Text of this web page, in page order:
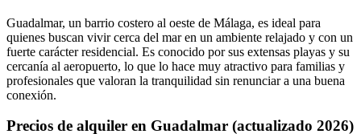
Guadalmar, un barrio costero al oeste de Málaga, es ideal para
quienes buscan vivir cerca del mar en un ambiente relajado y con un
fuerte carácter residencial. Es conocido por sus extensas playas y su
cercanía al aeropuerto, lo que lo hace muy atractivo para familias y
profesionales que valoran la tranquilidad sin renunciar a una buena
conexión.
Precios de alquiler en Guadalmar (actualizado 2026)